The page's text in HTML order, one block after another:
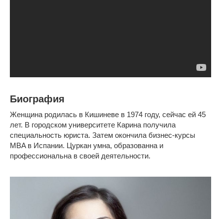
Биография
Женщина родилась в Кишиневе в 1974 году, сейчас ей 45
лет. В городском университете Карина получила
специальность юриста. Затем окончила бизнес-курсы
MBA в Испании. Цуркан умна, образованна и
профессиональна в своей деятельности.